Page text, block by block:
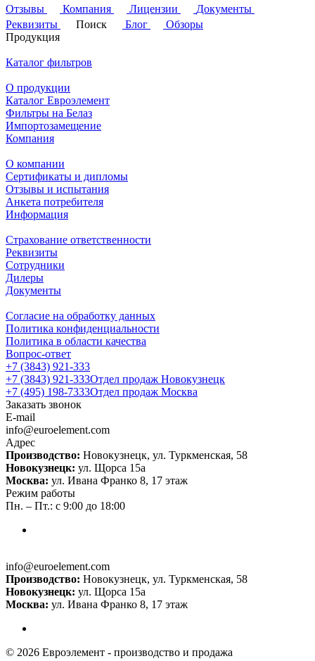
Отзывы
Компания Лицензии
Документы
Реквизиты
Поиск Блог
Обзоры
Продукция
Каталог фильтров
О продукции
Каталог Евроэлемент
Фильтры на Белаз
Импортозамещение
Компания
О компании
Сертификаты и дипломы
Отзывы и испытания
Анкета потребителя
Информация
Страхование ответственности
Реквизиты
Сотрудники
Дилеры
Документы
Согласие на обработку данных
Политика конфиденциальности
Политика в области качества
Вопрос-ответ
+7 (3843) 921-333
+7 (3843) 921-333Отдел продаж Новокузнецк
+7 (495) 198-7333Отдел продаж Москва
Заказать звонок
E-mail
info@euroelement.com
Адрес
Производство: Новокузнецк, ул. Туркменская, 58
Новокузнецк: ул. Щорса 15а
Москва: ул. Ивана Франко 8, 17 этаж
Режим работы
Пн. – Пт.: с 9:00 до 18:00
info@euroelement.com
Производство: Новокузнецк, ул. Туркменская, 58
Новокузнецк: ул. Щорса 15а
Москва: ул. Ивана Франко 8, 17 этаж
© 2026 Евроэлемент - производство и продажа